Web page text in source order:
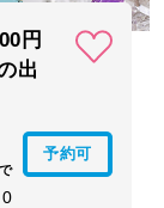
円
出
予約可